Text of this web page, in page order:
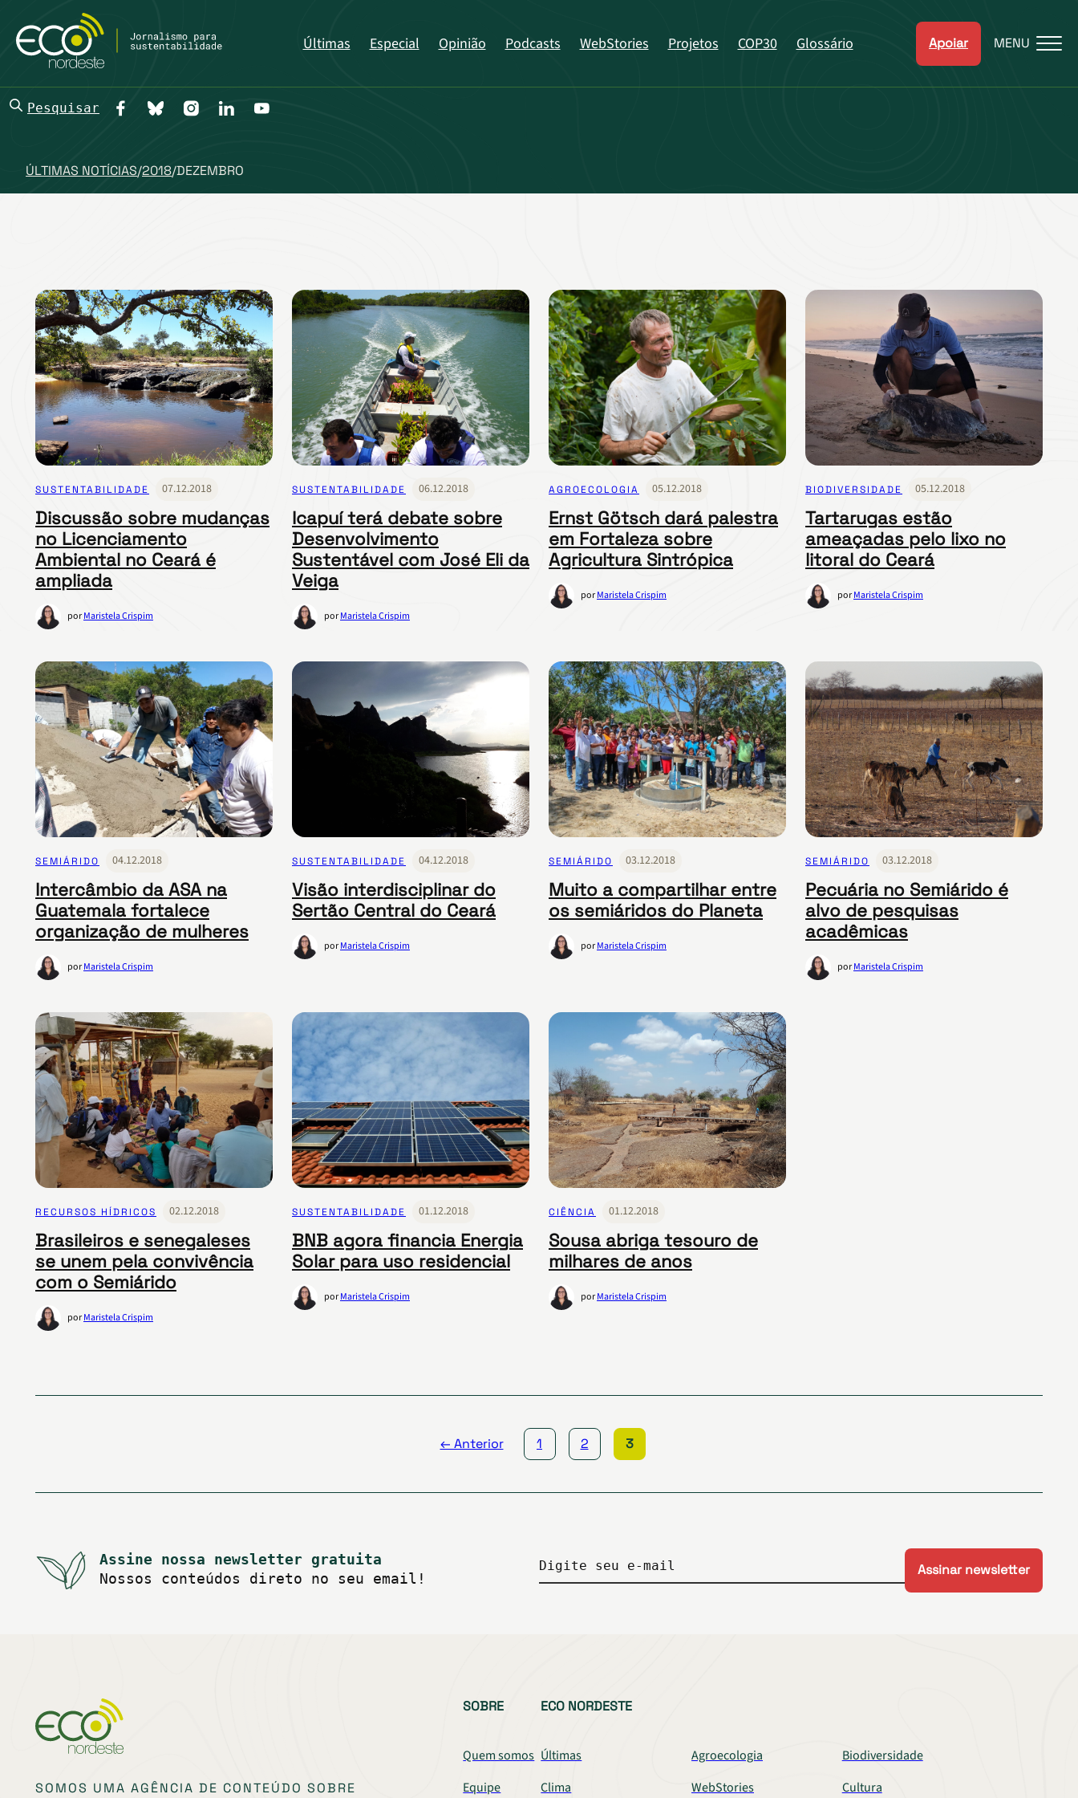
Últimas Especial Opinião Podcasts WebStories Projetos COP30 Glossário Apoiar MENU
Pesquisar
ÚLTIMAS NOTÍCIAS/2018/DEZEMBRO
SUSTENTABILIDADE 07.12.2018
Discussão sobre mudanças
no Licenciamento
Ambiental no Ceará é
ampliada
porMaristela Crispim
SUSTENTABILIDADE 06.12.2018
Icapuí terá debate sobre
Desenvolvimento
Sustentável com José Eli da
Veiga
porMaristela Crispim
AGROECOLOGIA 05.12.2018
Ernst Götsch dará palestra
em Fortaleza sobre
Agricultura Sintrópica
porMaristela Crispim
BIODIVERSIDADE 05.12.2018
Tartarugas estão
ameaçadas pelo lixo no
litoral do Ceará
porMaristela Crispim
SEMIÁRIDO 04.12.2018
Intercâmbio da ASA na
Guatemala fortalece
organização de mulheres
porMaristela Crispim
SUSTENTABILIDADE 04.12.2018
Visão interdisciplinar do
Sertão Central do Ceará
porMaristela Crispim
SEMIÁRIDO 03.12.2018
Muito a compartilhar entre
os semiáridos do Planeta
porMaristela Crispim
SEMIÁRIDO 03.12.2018
Pecuária no Semiárido é
alvo de pesquisas
acadêmicas
porMaristela Crispim
RECURSOS HÍDRICOS 02.12.2018
Brasileiros e senegaleses
se unem pela convivência
com o Semiárido
porMaristela Crispim
SUSTENTABILIDADE 01.12.2018
BNB agora financia Energia
Solar para uso residencial
porMaristela Crispim
CIÊNCIA 01.12.2018
Sousa abriga tesouro de
milhares de anos
porMaristela Crispim
← Anterior 1 2 3
Assine nossa newsletter gratuita
Nossos conteúdos direto no seu email!
Digite seu e-mail
SOMOS UMA AGÊNCIA DE CONTEÚDO SOBRE
SOBRE
Quem somos
Equipe
ECO NORDESTE
Últimas Agroecologia
Biodiversidade
Clima
WebStories Cultura